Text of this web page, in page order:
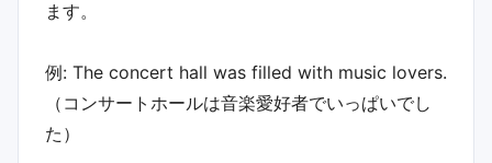
ます。
例: The concert hall was filled with music lovers.
（コンサートホールは音楽愛好者でいっぱいでし
た）